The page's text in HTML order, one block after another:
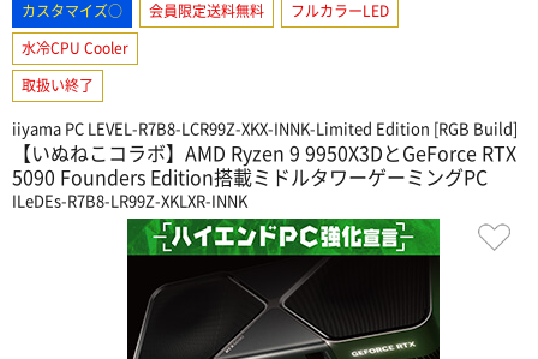
カスタマイズ○ 会員限定送料無料
フルカラーLED
水冷CPU Cooler
取扱い終了
iiyama PC LEVEL-R7B8-LCR99Z-XKX-INNK-Limited Edition [RGB Build]
【いぬねこコラボ】AMD Ryzen 9 9950X3DとGeForce RTX
5090 Founders Edition搭載ミドルタワーゲーミングPC
ILeDEs-R7B8-LR99Z-XKLXR-INNK